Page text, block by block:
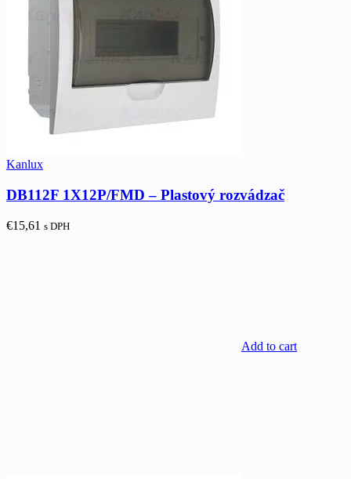
Kanlux
DB112F 1X12P/FMD – Plastový rozvádzač
€15,61 s DPH
Add to cart